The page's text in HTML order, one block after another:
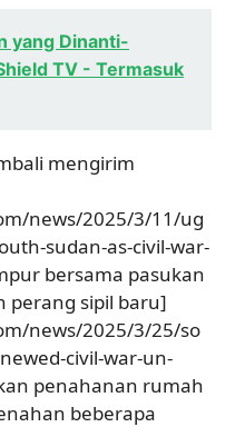
yang Dinanti-
TV - Termasuk
mengirim
news/2025/3/11/ug
sudan-as-civil-war-
bersama pasukan
perang sipil baru]
news/2025/3/25/so
civil-war-un-
penahanan rumah
beberapa